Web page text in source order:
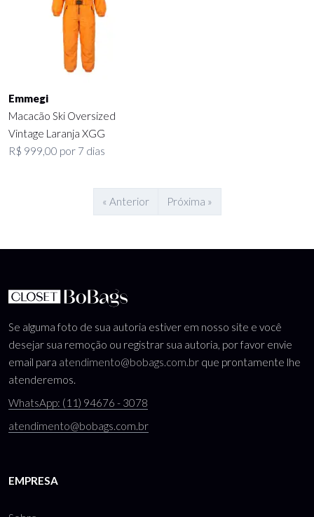
Emmegi
Macacão Ski Oversized
Vintage Laranja XGG
R$ 999,00 por 7 dias
« Anterior Próxima »
Se alguma foto de sua autoria estiver em nosso site e você
desejar sua remoção ou registrar sua autoria, por favor envie
email para atendimento@bobags.com.br que prontamente lhe
atenderemos.
WhatsApp: (11) 94676 - 3078
atendimento@bobags.com.br
EMPRESA